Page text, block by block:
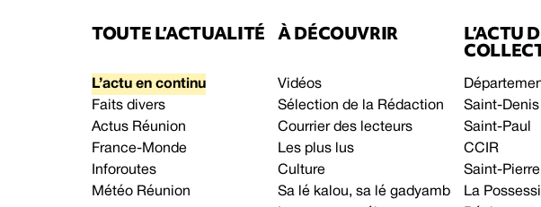
TOUTE L’ACTUALITÉ
L’actu en continu
Faits divers
Actus Réunion
France-Monde
Inforoutes
Météo Réunion
À DÉCOUVRIR
Vidéos
Sélection de la Rédaction
Courrier des lecteurs
Les plus lus
Culture
Sa lé kalou, sa lé gadyamb
L’ACTU
Saint-Denis
Saint-Paul
CCIR
Saint-Pierre
La